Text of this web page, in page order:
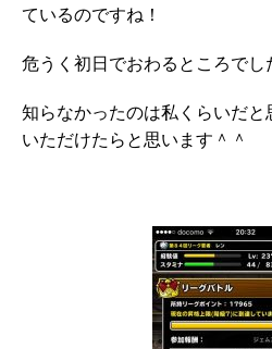
ているのですね！
危うく初日でおわるところでし
知らなかったのは私くらいだと
いただけたらと思います＾＾